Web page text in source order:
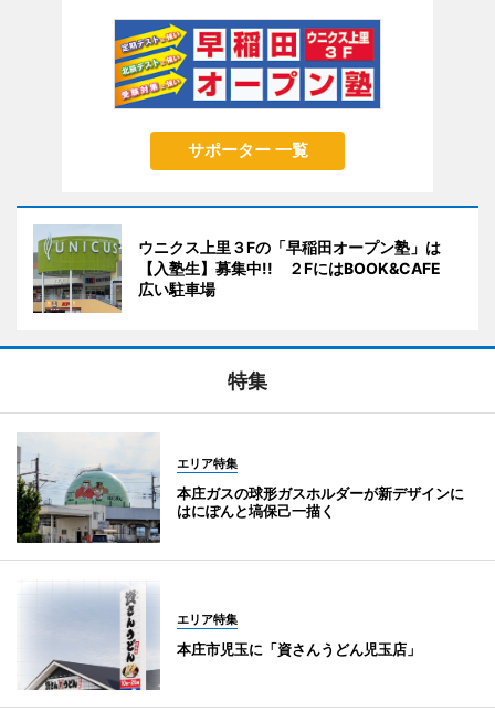
サポーター 一覧
ウニクス上里３Fの「早稲田オープン塾」は
【入塾生】募集中!! ２FにはBOOK&CAFE
広い駐車場
特集
エリア特集
本庄ガスの球形ガスホルダーが新デザインに
はにぽんと塙保己一描く
エリア特集
本庄市児玉に「資さんうどん児玉店」